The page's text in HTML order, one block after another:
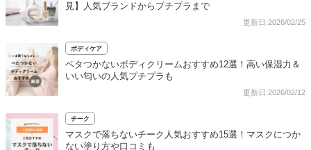
見】人気ブランドからプチプラまで
更新日:2026/02/25
ボディケア
ベタつかないボディクリームおすすめ12選！高い保湿力＆
いい匂いの人気プチプラも
更新日:2026/02/12
チーク
マスクで落ちないチーク人気おすすめ15選！マスクにつか
ない塗り方や口コミも